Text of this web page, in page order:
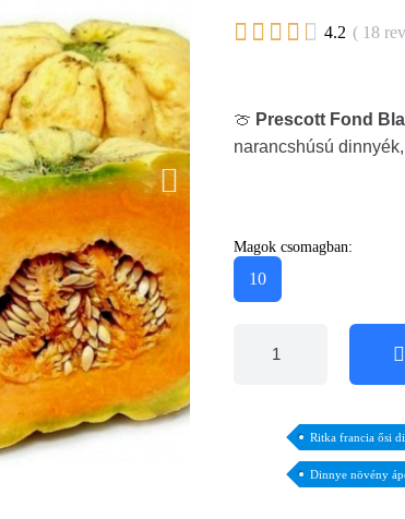
     4.2 ( 18
🍈 Prescott Fond
narancshúsú
Magok csomagban:
10
Ritka francia ősi
Dinnye növény